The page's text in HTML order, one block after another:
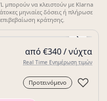
μπορούν να κλειστούν με Klarna
μηνιαίες δόσεις ή πλήρωσε
κράτησης.
›
από €340 / νύχτα
Real Time Ενημέρωση τιμών
Προτεινόμενο ♡